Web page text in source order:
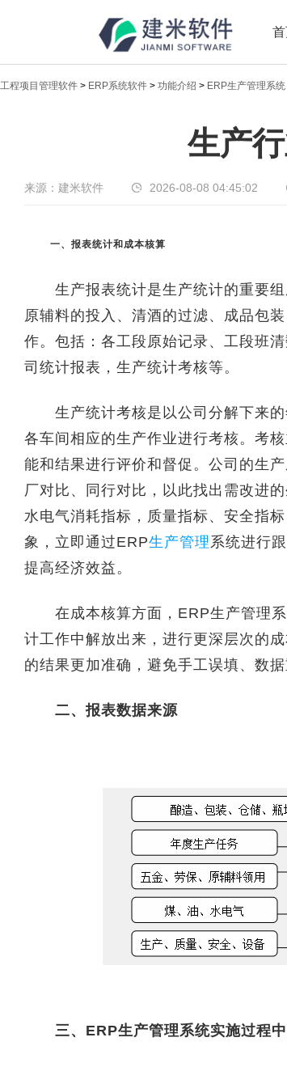
新闻中心
传递实时热点，共享商业价值
工程项目管理软件 > ERP系统软件 > 功能介绍 > ERP生产管理系统
生产
来源：建米软件 2026-08-08 04:45:02
一、报表统计和成本核算
生产报表统计是生产统计的重要组
原辅料的投入、清酒的过滤、成品包
作。包括：各工段原始记录、工段班
司统计报表，生产统计考核等。
生产统计考核是以公司分解下来的
各车间相应的生产作业进行考核。考
能和结果进行评价和督促。公司的生
厂对比、同行对比，以此找出需改进
水电气消耗指标，质量指标、安全指
象，立即通过ERP生产管理系统进行
提高经济效益。
在成本核算方面，ERP生产管理系
计工作中解放出来，进行更深层次的
的结果更加准确，避免手工误填、数
二、报表数据来源
三、ERP生产管理系统实施过程